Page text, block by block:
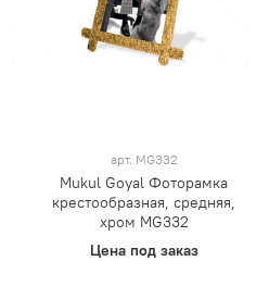
арт. MG332
Mukul Goyal Фоторамка
крестообразная, средняя,
хром MG332
Цена под заказ